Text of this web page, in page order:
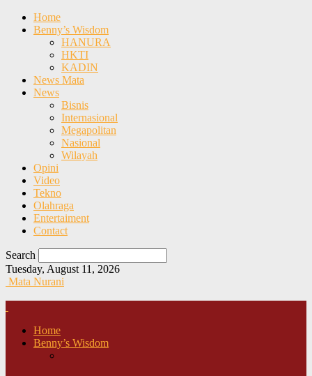
Home
Benny’s Wisdom
HANURA
HKTI
KADIN
News Mata
News
Bisnis
Internasional
Megapolitan
Nasional
Wilayah
Opini
Video
Tekno
Olahraga
Entertaiment
Contact
Search
Tuesday, August 11, 2026
Mata Nurani
Home
Benny’s Wisdom